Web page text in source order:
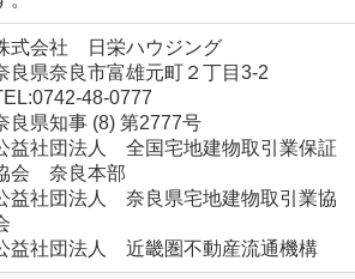
式会社 日栄ハウジング
良県奈良市富雄元町２丁目3-2
48-0777
良県知事 (8) 第2777号
益社団法人 全国宅地建物取引業保証
会 奈良本部
益社団法人 奈良県宅地建物取引業協
益社団法人 近畿圏不動産流通機構